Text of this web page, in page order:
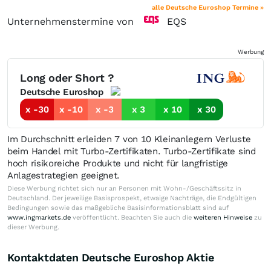
alle Deutsche Euroshop Termine »
Unternehmenstermine von EQS
Werbung
Long oder Short ?
Deutsche Euroshop
x -30
x -10 x -3 x 3 x 10 x 30
Im Durchschnitt erleiden 7 von 10 Kleinanlegern Verluste
beim Handel mit Turbo-Zertifikaten. Turbo-Zertifikate sind
hoch risikoreiche Produkte und nicht für langfristige
Anlagestrategien geeignet.
Diese Werbung richtet sich nur an Personen mit Wohn-/Geschäftssitz in
Deutschland. Der jeweilige Basisprospekt, etwaige Nachträge, die Endgültigen
Bedingungen sowie das maßgebliche Basisinformationsblatt sind auf
www.ingmarkets.de veröffentlicht. Beachten Sie auch die weiteren Hinweise zu
dieser Werbung.
Kontaktdaten Deutsche Euroshop Aktie